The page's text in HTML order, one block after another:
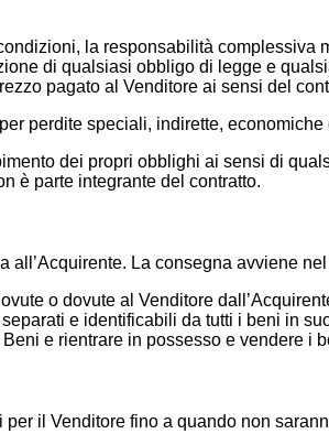
la responsabilità complessiva
di qualsiasi obbligo di legge e
pagato al Venditore ai sensi del
perdite speciali, indirette,
dei propri obblighi ai sensi di
è parte integrante del contratto.
La consegna avviene
o dovute al Venditore
e identificabili da tutti i beni in
e rientrare in possesso e vendere i
il Venditore fino a quando non